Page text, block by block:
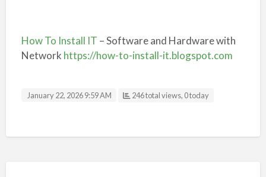
How To Install IT – Software and Hardware with
Network https://how-to-install-it.blogspot.com
January 22, 2026 9:59 AM 246 total views, 0 today